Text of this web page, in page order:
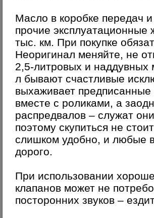
Масло в коробке передач
прочие эксплуатационные
тыс. км. При покупке
Неоригинал меняйте, не
2,5-литровых и наддувных
л бывают счастливые
выхаживает
вместе с роликами, а
распредвалов – служат
поэтому скупиться не
слишком удобно, и любые
дорого.
При использовании
клапанов может не
посторонних звуков –